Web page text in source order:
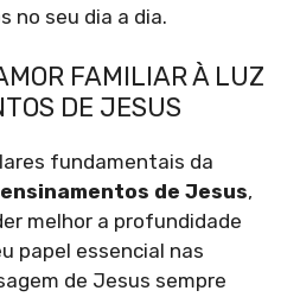
no seu dia a dia.
FAMILIAR À LUZ
DE JESUS
fundamentais da
ensinamentos de Jesus,
melhor a profundidade
papel essencial nas
de Jesus sempre